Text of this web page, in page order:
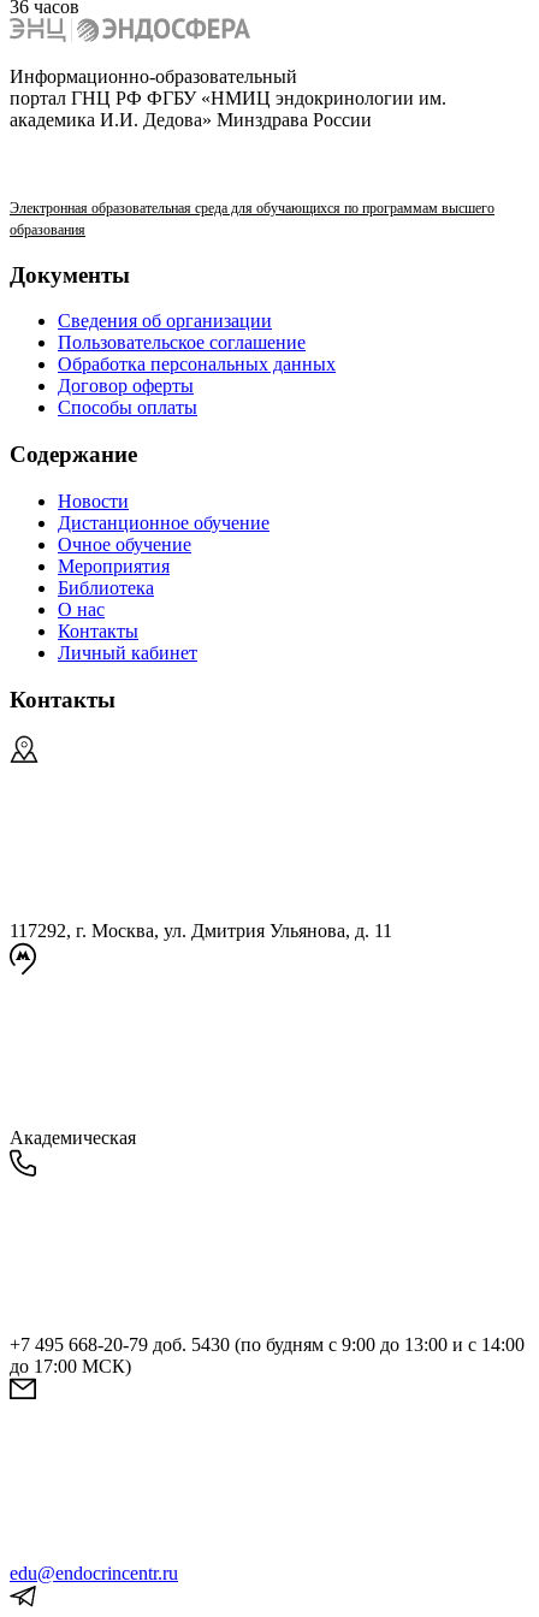
36 часов
Информационно-образовательный
портал ГНЦ РФ ФГБУ «НМИЦ эндокринологии им.
академика И.И. Дедова» Минздрава России
Электронная образовательная среда для обучающихся по программам высшего
образования
Документы
Сведения об организации
Пользовательское соглашение
Обработка персональных данных
Договор оферты
Способы оплаты
Содержание
Новости
Дистанционное обучение
Очное обучение
Мероприятия
Библиотека
О нас
Контакты
Личный кабинет
Контакты
117292, г. Москва, ул. Дмитрия Ульянова, д. 11
Академическая
+7 495 668-20-79 доб. 5430 (по будням с 9:00 до 13:00 и с 14:00
до 17:00 МСК)
edu@endocrincentr.ru